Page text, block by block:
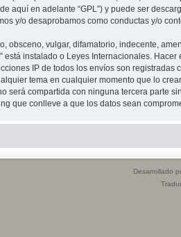
aquí en adelante “GPL”) y puede ser
y/o desaprobamos como conductas y/o
obsceno, vulgar, difamatorio, indecente,
está instalado o Leyes Internacionales.
IP de todos los envíos son
tema en cualquier momento que lo
será compartida con ninguna tercera parte
que conlleve a que los datos sean
Desarrollado